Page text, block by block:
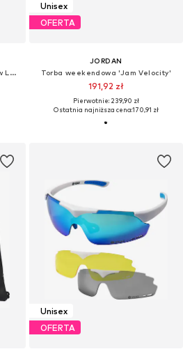
Czapka sportowa '3-Stripes New Logo Baseball'
Unisex
OFERTA
JORDAN
Torba weekendowa 'Jam Velocity'
191,92 zł
Pierwotnie: 239,90 zł
Ostatnia najniższa cena:170,91 zł
Unisex
OFERTA